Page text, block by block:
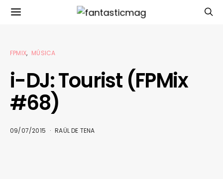
FPMIX MÚSICA
i-DJ: Tourist (FPMix
#68)
09/07/2015 RAÜL DE TENA